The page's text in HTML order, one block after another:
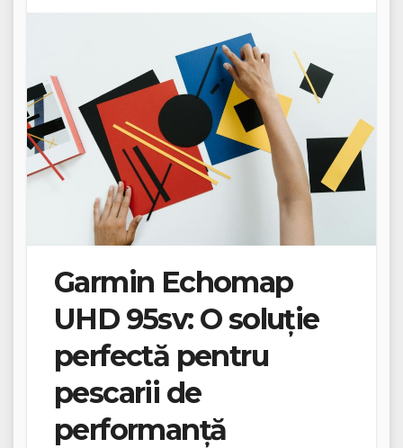
Garmin Echomap
UHD 95sv: O soluție
perfectă pentru
pescarii de
performanță